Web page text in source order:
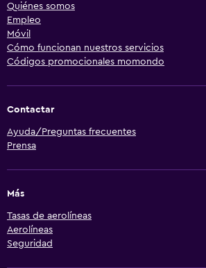
Quiénes somos
Empleo
Móvil
Cómo funcionan nuestros servicios
Códigos promocionales momondo
Contactar
Ayuda/Preguntas frecuentes
Prensa
Más
Tasas de aerolíneas
Aerolíneas
Seguridad